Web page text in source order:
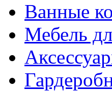
Ванные
Мебель